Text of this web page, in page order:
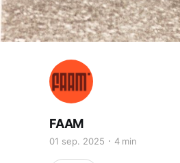
FAAM
01 sep. 2025 4 min